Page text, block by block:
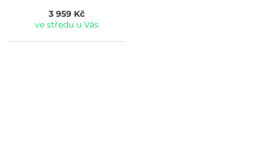
3 959 Kč
ve středu u Vás